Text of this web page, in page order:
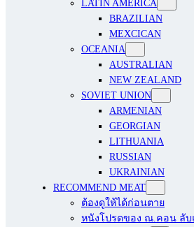
LATIN AMERICA
BRAZILIAN
MEXCICAN
OCEANIA
AUSTRALIAN
NEW ZEALAND
SOVIET UNION
ARMENIAN
GEORGIAN
LITHUANIA
RUSSIAN
UKRAINIAN
RECOMMEND MEAT
ต้องดูให้ได้ก่อนตาย
หนังโปรดของ ณ.คอน ลับ